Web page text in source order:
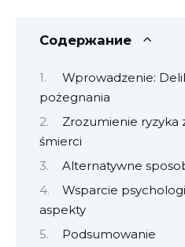
Содержание
Wprowadzenie:
pożegnania
Zrozumienie
śmierci
Alternatywne
Wsparcie
aspekty
Podsumowanie